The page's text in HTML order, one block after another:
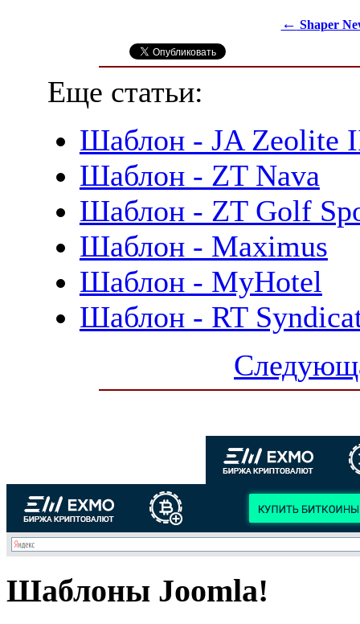
← Shaper
Еще статьи:
Шаблон - JA Zeolite
Шаблон - ZT Nava
Шаблон - ZT Golf
Шаблон - Maximus
Шаблон - MyHotel
Шаблон - RT
Шаблоны Joomla!